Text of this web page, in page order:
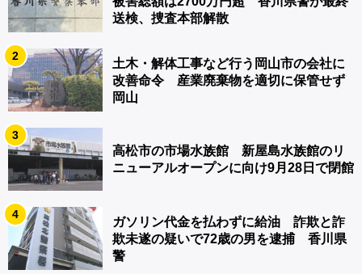
送検、捜査本部解散
2
土木・解体工事など行う岡山市の会社に
改善命令 産業廃棄物を適切に保管せず
岡山
3
高松市の市場水族館 新屋島水族館のリ
ニューアルオープンに向け9月28日で閉館
4
ガソリン代金を払わずに給油 詐欺と詐
欺未遂の疑いで72歳の男を逮捕 香川県
警